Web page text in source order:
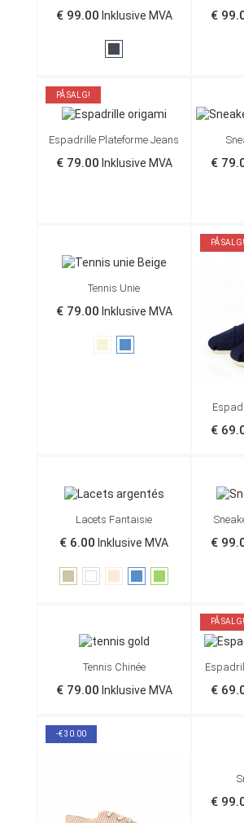
€ 99.00 Inklusive MVA €
PÅ SALG!
Espadrille Plateforme Jeans
€ 79.00 Inklusive MVA €
Tennis Unie
€ 79.00 Inklusive MVA
PÅ SALG!
€
Lacets Fantaisie
€ 6.00 Inklusive MVA €
Tennis Chinée
€ 79.00 Inklusive MVA
PÅ SALG!
€
-€ 30.00
€